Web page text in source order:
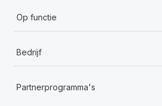
Op functie
Bedrijf
Partnerprogramma's